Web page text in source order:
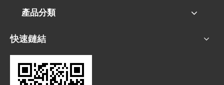
產品分類
快速鏈結